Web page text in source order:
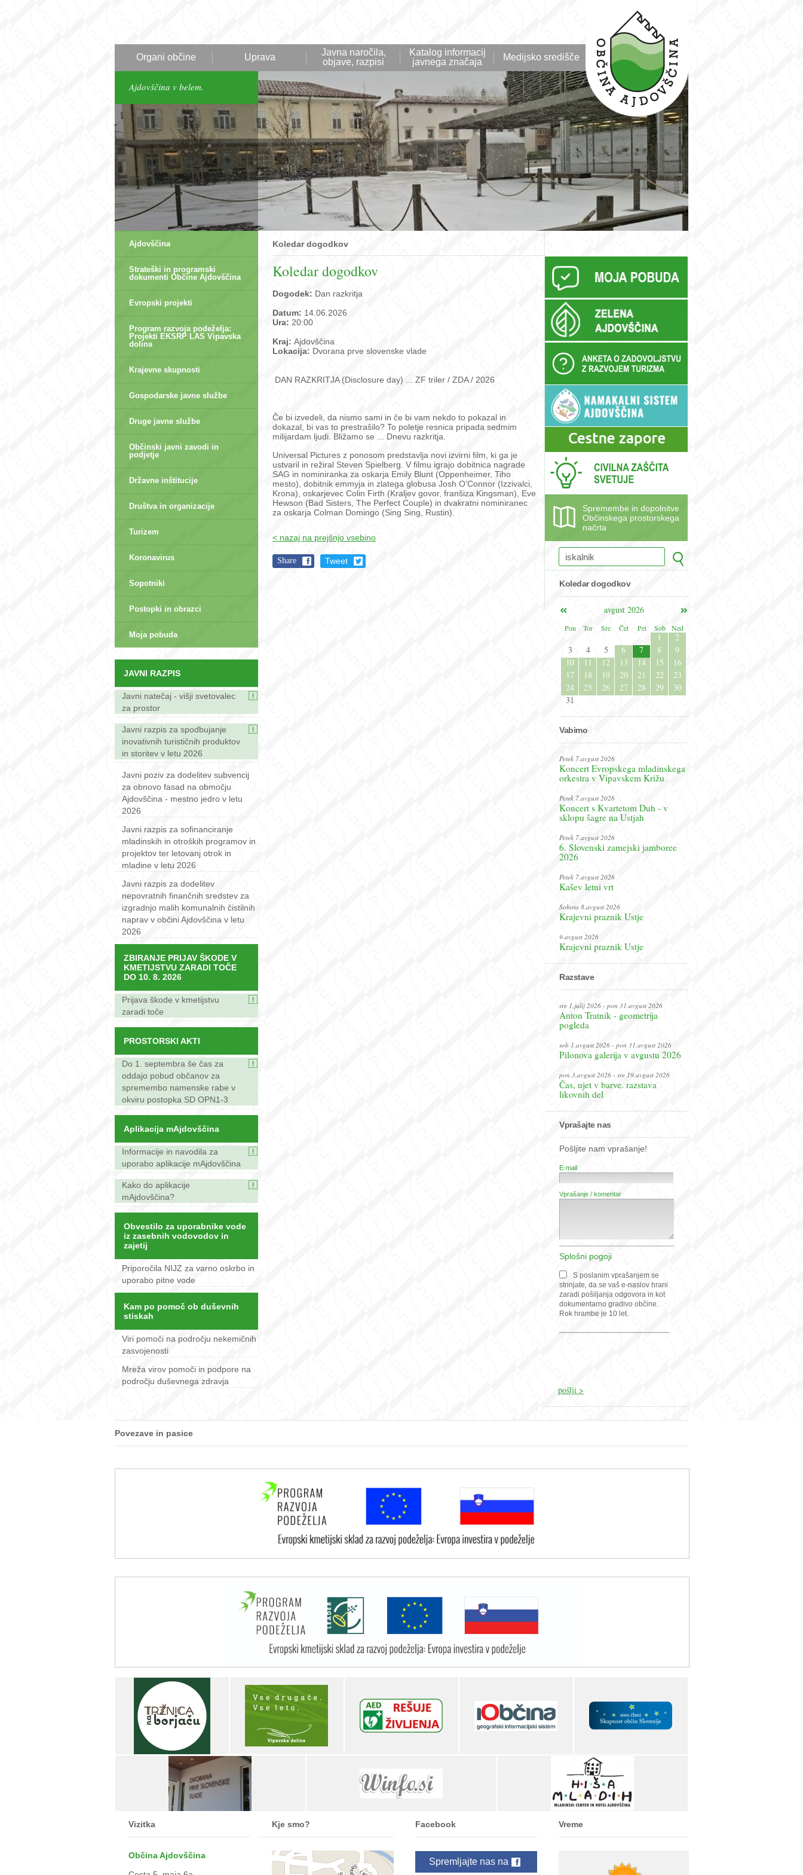
Organi občine Uprava
Javna naročila,
objave, razpisi
Katalog informacij
javnega značaja
Medijsko središče
Ajdovščina v belem.
Ajdovščina
Strateški in programski
dokumenti Občine Ajdovščina
Evropski projekti
Program razvoja podeželja:
Projekti EKSRP LAS Vipavska
dolina
Krajevne skupnosti
Gospodarske javne službe
Druge javne službe
Občinski javni zavodi in
podjetje
Državne inštitucije
Društva in organizacije
Turizem
Koronavirus
Sopotniki
Postopki in obrazci
Moja pobuda
JAVNI RAZPIS
Javni natečaj - višji svetovalec
za prostor
Javni razpis za spodbujanje
inovativnih turističnih produktov
in storitev v letu 2026
Javni poziv za dodelitev subvencij
za obnovo fasad na območju
Ajdovščina - mestno jedro v letu
2026
Javni razpis za sofinanciranje
mladinskih in otroških programov in
projektov ter letovanj otrok in
mladine v letu 2026
Javni razpis za dodelitev
nepovratnih finančnih sredstev za
izgradnjo malih komunalnih čistilnih
naprav v občini Ajdovščina v letu
2026
ZBIRANJE PRIJAV ŠKODE V
KMETIJSTVU ZARADI TOČE
DO 10. 8. 2026
Prijava škode v kmetijstvu
zaradi toče
PROSTORSKI AKTI
Do 1. septembra še čas za
oddajo pobud občanov za
spremembo namenske rabe v
okviru postopka SD OPN1-3
Aplikacija mAjdovščina
Informacije in navodila za
uporabo aplikacije mAjdovščina
Kako do aplikacije
mAjdovščina?
Obvestilo za uporabnike vode
iz zasebnih vodovodov in
zajetij
Priporočila NIJZ za varno oskrbo in
uporabo pitne vode
Kam po pomoč ob duševnih
stiskah
Viri pomoči na področju nekemičnih
zasvojenosti
Mreža virov pomoči in podpore na
področju duševnega zdravja
Koledar dogodkov
Koledar dogodkov
Dogodek: Dan razkritja
Datum: 14.06.2026
Ura: 20:00
Kraj: Ajdovščina
Lokacija: Dvorana prve slovenske vlade
DAN RAZKRITJA (Disclosure day) ... ZF triler / ZDA / 2026
Če bi izvedeli, da nismo sami in če bi vam nekdo to pokazal in
dokazal, bi vas to prestrašilo? To poletje resnica pripada sedmim
milijardam ljudi. Bližamo se ... Dnevu razkritja.
Universal Pictures z ponosom predstavlja novi izvirni film, ki ga je
ustvaril in režiral Steven Spielberg. V filmu igrajo dobitnica nagrade
SAG in nominiranka za oskarja Emily Blunt (Oppenheimer, Tiho
mesto), dobitnik emmyja in zlatega globusa Josh O’Connor (Izzivalci,
Krona), oskarjevec Colin Firth (Kraljev govor, franšiza Kingsman), Eve
Hewson (Bad Sisters, The Perfect Couple) in dvakratni nominiranec
za oskarja Colman Domingo (Sing Sing, Rustin).
< nazaj na prejšnjo vsebino
Share Tweet
Spremembe in dopolnitve
Občinskega prostorskega
načrta
Koledar dogodkov
avgust 2026
Pon
Tor Sre Čet Pet Sob Ned
1
2
3
4 5 6 7 8
9
10
11 12 13 14 15
16
17
18 19 20 21 22
23
24
25 26 27 28 29
30
31
Vabimo
Petek 7.avgust 2026
Koncert Evropskega mladinskega
orkestra v Vipavskem Križu
Petek 7.avgust 2026
Koncert s Kvartetom Duh - v
sklopu šagre na Ustjah
Petek 7.avgust 2026
6. Slovenski zamejski jamboree
2026
Petek 7.avgust 2026
Kašev letni vrt
Sobota 8.avgust 2026
Krajevni praznik Ustje
9.avgust 2026
Krajevni praznik Ustje
Razstave
sre 1.julij 2026 - pon 31.avgust 2026
Anton Tratnik - geometrija
pogleda
sob 1.avgust 2026 - pon 31.avgust 2026
Pilonova galerija v avgustu 2026
pon 3.avgust 2026 - sre 19.avgust 2026
Čas, ujet v barve. razstava
likovnih del
Vprašajte nas
Pošljite nam vprašanje!
E-mail
Vprašanje / komentar
Splošni pogoji
S poslanim vprašanjem se
strinjate, da se vaš e-naslov hrani
zaradi pošiljanja odgovora in kot
dokumentarno gradivo občine.
Rok hrambe je 10 let.
Povezave in pasice
Vizitka
Občina Ajdovščina
Kje smo? Facebook
Spremljajte nas na
Vreme